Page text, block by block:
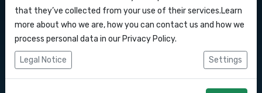
Intégrations
Zapier
Envoyez des SMS marketing en masse aux
consommateurs via notre logiciel ou API À partir
that they’ve collected from your use of their services.Learn
more about who we are, how you can contact us and how we
process personal data in our Privacy Policy.
Legal Notice Settings